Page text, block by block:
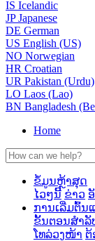
IS Icelandic
JPJapanese
DE German
US English (US)
NO Norwegian
HR Croatian
UR Pakistan (Urdu)
LO Laos (Lao)
BN Bangladesh
Home
ຂໍ້ມູນຫຼ້າສຸດ
ໄວໆນີ້ ຂ່າວ
ການເລີ່ມຕົ້ນ
ຂັ້ນຕອນສໍາລັ
ໂທລ່ວງໜ້າ ຕ້